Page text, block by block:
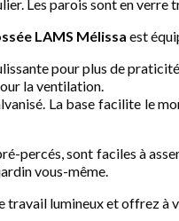
Les parois sont en verre
LAMS Mélissa est
pour plus de
la ventilation.
La base facilite le
percés, sont faciles à
vous-même.
travail lumineux et offrez à